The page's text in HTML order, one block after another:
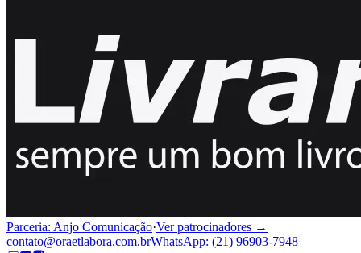
Parceria: Anjo Comunicação·Ver patrocinadores →
contato@oraetlabora.com.brWhatsApp: (21) 96903-7948